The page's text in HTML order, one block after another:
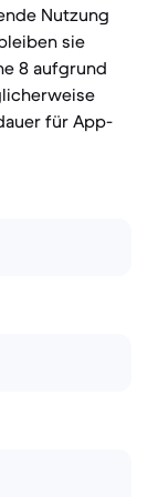
Nutzung
sie
8 aufgrund
für App-